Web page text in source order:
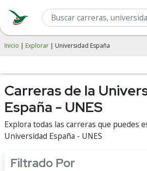
Inicio | Explorar | Universidad España
Carreras de la
España - UNES
Explora todas las carreras que puedes
Universidad España - UNES
Filtrado Por